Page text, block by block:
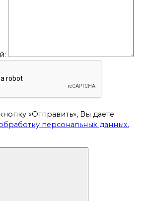
«Отправить», Вы даете
персональных данных.